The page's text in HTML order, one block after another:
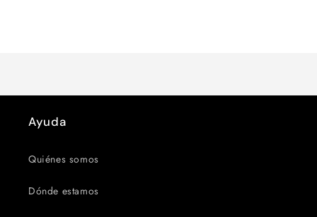
Ayuda
Quiénes somos
Dónde estamos